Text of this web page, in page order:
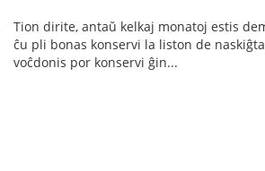
Tion dirite, antaŭ kelkaj monatoj estis
ĉu pli bonas konservi la liston de
voĉdonis por konservi ĝin...